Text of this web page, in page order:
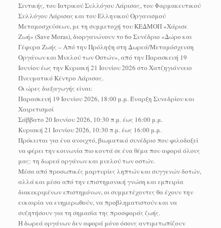
Σιντικής, του Ιατρικού Συλλόγου Λάρισας, του Φαρμακευτικού
Συλλόγου Λάρισας και του Ελληνικού Οργανισμού
Μεταμοσχεύσεων, με τη συμμετοχή του ΚΕΔΜΟΠ «Χάρισε
Ζωή» (Save Moras), διοργανώνουν το 6ο Συνέδριο «Δώρο και
Γέφυρα Ζωής – Από την Πρόληψη στη Δωρεά/Μεταμόσχευση
Οργάνων και Μυελού των Οστών», από την Παρασκευή 19
Ιουνίου έως την Κυριακή 21 Ιουνίου 2026 στο Χατζηγιάννειο
Πνευματικό Κέντρο Λάρισας.
Οι ώρες διεξαγωγής είναι:
Παρασκευή 19 Ιουνίου 2026, 18:00 μ.μ. Έναρξη Συνεδρίου και
Χαιρετισμοί
Σάββατο 20 Ιουνίου 2026, 10:30 π.μ. έως 16:00 μ.μ.
Κυριακή 21 Ιουνίου 2026, 10:30 π.μ. έως 16:00 μ.μ.
Πρόκειται για ένα ανοιχτό, βιωματικό συνέδριο που φιλοδοξεί
να φέρει την κοινωνία πιο κοντά σε ένα θέμα που αφορά όλους
μας: τη δωρεά οργάνων και μυελού των οστών.
Μέσα από προσωπικές μαρτυρίες ληπτών και συγγενών δοτών,
αλλά και μέσα από την επιστημονική γνώση και εμπειρία
διακεκριμένων επιστημόνων, οι συμμετέχοντες θα έχουν την
ευκαιρία να ενημερωθούν, να προβληματιστούν και να
συζητήσουν για τη σημασία της προσφοράς ζωής.
Η δωρεά οργάνων δεν αφορά μόνο όσους αντιμετωπίζουν